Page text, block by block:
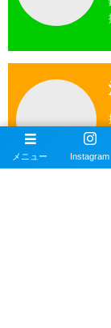
メニュー Instagram